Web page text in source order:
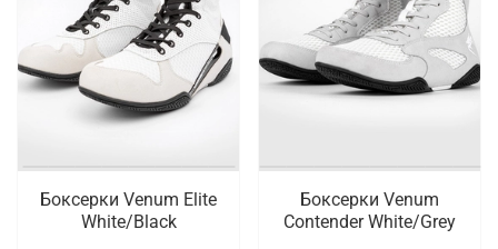
Боксерки Venum Elite
White/Black
Боксерки Venum
Contender White/Grey